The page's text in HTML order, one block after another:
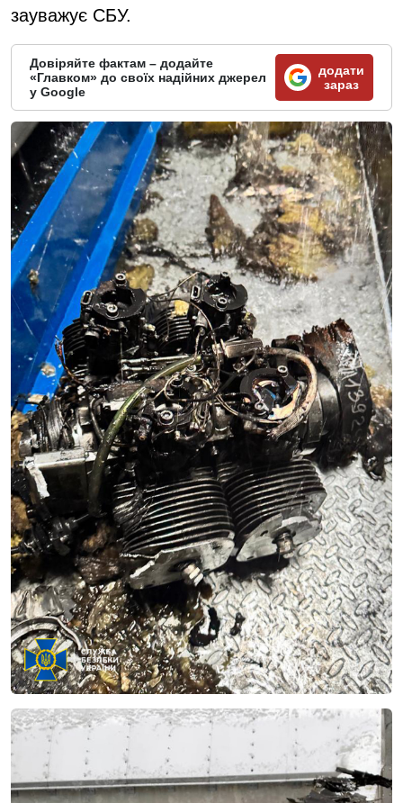
зауважує СБУ.
Довіряйте фактам – додайте
«Главком» до своїх надійних джерел
у Google
додати
зараз